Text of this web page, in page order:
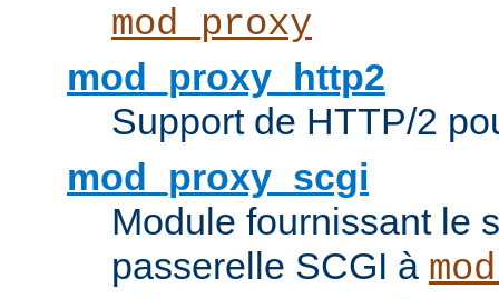
mod_proxy
mod_proxy_http2
Support de HTTP/2
mod_proxy_scgi
Module fournissant le
passerelle SCGI à